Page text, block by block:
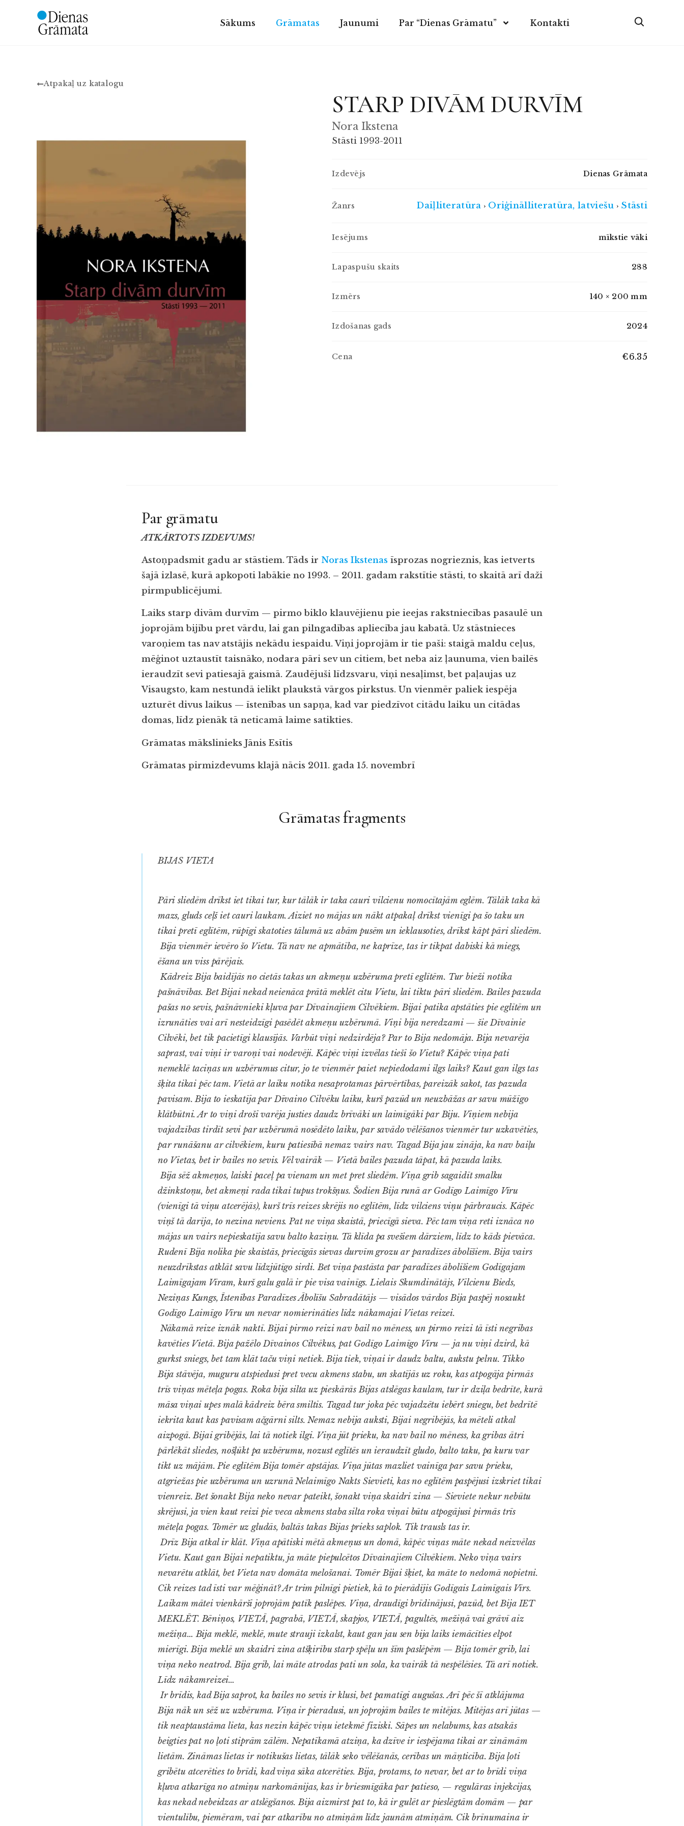
Sākums Grāmatas Jaunumi Par “Dienas Grāmatu” Kontakti
Atpakaļ uz katalogu
STARP DIVĀM DURVĪM
Nora Ikstena
Stāsti 1993-2011
Izdevējs Dienas Grāmata
Žanrs Daiļliteratūra › Oriģinālliteratūra, latviešu › Stāsti
Iesējums mīkstie vāki
Lapaspušu skaits 288
Izmērs 140 × 200 mm
Izdošanas gads 2024
Cena €6.35
Par grāmatu
ATKĀRTOTS IZDEVUMS!
Astoņpadsmit gadu ar stāstiem. Tāds ir Noras Ikstenas īsprozas nogrieznis, kas ietverts
šajā izlasē, kurā apkopoti labākie no 1993. – 2011. gadam rakstītie stāsti, to skaitā arī daži
pirmpublicējumi.
Laiks starp divām durvīm — pirmo biklo klauvējienu pie ieejas rakstniecības pasaulē un
joprojām bijību pret vārdu, lai gan pilngadības apliecība jau kabatā. Uz stāstnieces
varoņiem tas nav atstājis nekādu iespaidu. Viņi joprojām ir tie paši: staigā maldu ceļus,
mēģinot uztaustīt taisnāko, nodara pāri sev un citiem, bet neba aiz ļaunuma, vien bailēs
ieraudzīt sevi patiesajā gaismā. Zaudējuši līdzsvaru, viņi nesaļimst, bet paļaujas uz
Visaugsto, kam nestundā ielikt plaukstā vārgos pirkstus. Un vienmēr paliek iespēja
uzturēt divus laikus — īstenības un sapņa, kad var piedzīvot citādu laiku un citādas
domas, līdz pienāk tā neticamā laime satikties.
Grāmatas mākslinieks Jānis Esītis
Grāmatas pirmizdevums klajā nācis 2011. gada 15. novembrī
Grāmatas fragments
BIJAS VIETA
Pāri sliedēm drīkst iet tikai tur, kur tālāk ir taka cauri vilcienu nomocītajām eglēm. Tālāk taka kā
mazs, gluds ceļš iet cauri laukam. Aiziet no mājas un nākt atpakaļ drīkst vienīgi pa šo taku un
tikai pretī eglītēm, rūpīgi skatoties tālumā uz abām pusēm un ieklausoties, drīkst kāpt pāri sliedēm.
Bija vienmēr ievēro šo Vietu. Tā nav ne apmātība, ne kaprīze, tas ir tikpat dabiski kā miegs,
ēšana un viss pārējais.
Kādreiz Bija baidījās no cietās takas un akmeņu uzbēruma pretī eglītēm. Tur bieži notika
pašnāvības. Bet Bijai nekad neienāca prātā meklēt citu Vietu, lai tiktu pāri sliedēm. Bailes pazuda
pašas no sevis, pašnāvnieki kļuva par Dīvainajiem Cilvēkiem. Bijai patika apstāties pie eglītēm un
izrunāties vai arī nesteidzīgi pasēdēt akmeņu uzbērumā. Viņi bija neredzami — šie Dīvainie
Cilvēki, bet tik pacietīgi klausījās. Varbūt viņi nedzirdēja? Par to Bija nedomāja. Bija nevarēja
saprast, vai viņi ir varoņi vai nodevēji. Kāpēc viņi izvēlas tieši šo Vietu? Kāpēc viņa pati
nemeklē taciņas un uzbērumus citur, jo te vienmēr paiet nepiedodami ilgs laiks? Kaut gan ilgs tas
šķita tikai pēc tam. Vietā ar laiku notika nesaprotamas pārvērtības, pareizāk sakot, tas pazuda
pavisam. Bija to ieskatīja par Dīvaino Cilvēku laiku, kurš pazūd un neuzbāžas ar savu mūžīgo
klātbūtni. Ar to viņi droši varēja justies daudz brīvāki un laimīgāki par Biju. Viņiem nebija
vajadzības tirdīt sevi par uzbērumā nosēdēto laiku, par savādo vēlēšanos vienmēr tur uzkavēties,
par runāšanu ar cilvēkiem, kuru patiesībā nemaz vairs nav. Tagad Bija jau zināja, ka nav baiļu
no Vietas, bet ir bailes no sevis. Vēl vairāk — Vietā bailes pazuda tāpat, kā pazuda laiks.
Bija sēž akmeņos, laiski paceļ pa vienam un met pret sliedēm. Viņa grib sagaidīt smalku
džinkstoņu, bet akmeņi rada tikai tupus trokšņus. Šodien Bija runā ar Godīgo Laimīgo Vīru
(vienīgi tā viņu atcerējās), kurš trīs reizes skrējis no eglītēm, līdz vilciens viņu pārbraucis. Kāpēc
viņš tā darīja, to nezina neviens. Pat ne viņa skaistā, priecīgā sieva. Pēc tam viņa reti iznāca no
mājas un vairs nepieskatīja savu balto kaziņu. Tā klīda pa svešiem dārziem, līdz to kāds pievāca.
Rudenī Bija nolika pie skaistās, priecīgās sievas durvīm grozu ar paradīzes ābolīšiem. Bija vairs
neuzdrīkstas atklāt savu līdzjūtīgo sirdi. Bet viņa pastāsta par paradīzes ābolīšiem Godīgajam
Laimīgajam Vīram, kurš galu galā ir pie visa vainīgs. Lielais Skumdinātājs, Vilcienu Bieds,
Neziņas Kungs, Īstenības Paradīzes Ābolīšu Sabradātājs — visādos vārdos Bija paspēj nosaukt
Godīgo Laimīgo Vīru un nevar nomierināties līdz nākamajai Vietas reizei.
Nākamā reize iznāk naktī. Bijai pirmo reizi nav bail no mēness, un pirmo reizi tā īsti negribas
kavēties Vietā. Bija pažēlo Dīvainos Cilvēkus, pat Godīgo Laimīgo Vīru — ja nu viņi dzird, kā
gurkst sniegs, bet tam klāt taču viņi netiek. Bija tiek, viņai ir daudz baltu, aukstu pelnu. Tikko
Bija stāvēja, muguru atspiedusi pret vecu akmens stabu, un skatījās uz roku, kas atpogāja pirmās
trīs viņas mēteļa pogas. Roka bija silta uz pieskārās Bijas atslēgas kaulam, tur ir dziļa bedrīte, kurā
māsa viņai upes malā kādreiz bēra smiltis. Tagad tur joka pēc vajadzētu iebērt sniegu, bet bedrītē
iekrita kaut kas pavisam ačgārni silts. Nemaz nebija auksti, Bijai negribējās, ka mēteli atkal
aizpogā. Bijai gribējās, lai tā notiek ilgi. Viņa jūt prieku, ka nav bail no mēness, ka gribas ātri
pārlēkāt sliedes, nošļūkt pa uzbērumu, nozust eglītēs un ieraudzīt gludo, balto taku, pa kuru var
tikt uz mājām. Pie eglītēm Bija tomēr apstājas. Viņa jūtas mazliet vainīga par savu prieku,
atgriežas pie uzbēruma un uzrunā Nelaimīgo Nakts Sievieti, kas no eglītēm paspējusi izskriet tikai
vienreiz. Bet šonakt Bija neko nevar pateikt, šonakt viņa skaidri zina — Sieviete nekur nebūtu
skrējusi, ja vien kaut reizi pie veca akmens staba silta roka viņai būtu atpogājusi pirmās trīs
mēteļa pogas. Tomēr uz gludās, baltās takas Bijas prieks saplok. Tik trausls tas ir.
Drīz Bija atkal ir klāt. Viņa apātiski mētā akmeņus un domā, kāpēc viņas māte nekad neizvēlas
Vietu. Kaut gan Bijai nepatiktu, ja māte piepulcētos Dīvainajiem Cilvēkiem. Neko viņa vairs
nevarētu atklāt, bet Vieta nav domāta melošanai. Tomēr Bijai šķiet, ka māte to nedomā nopietni.
Cik reizes tad īsti var mēģināt? Ar trim pilnīgi pietiek, kā to pierādījis Godīgais Laimīgais Vīrs.
Laikam mātei vienkārši joprojām patīk paslēpes. Viņa, draudīgi brīdinājusi, pazūd, bet Bija IET
MEKLĒT. Bēniņos, VIETĀ, pagrabā, VIETĀ, skapjos, VIETĀ, pagultēs, mežiņā vai grāvī aiz
mežiņa… Bija meklē, meklē, mute strauji izkalst, kaut gan jau sen bija laiks iemācīties elpot
mierīgi. Bija meklē un skaidri zina atšķirību starp spēļu un šīm paslēpēm — Bija tomēr grib, lai
viņa neko neatrod. Bija grib, lai māte atrodas pati un sola, ka vairāk tā nespēlēsies. Tā arī notiek.
Līdz nākamreizei…
Ir brīdis, kad Bija saprot, ka bailes no sevis ir klusi, bet pamatīgi augušas. Arī pēc šī atklājuma
Bija nāk un sēž uz uzbēruma. Viņa ir pieradusi, un joprojām bailes te mitējas. Mitējas arī jūtas —
tik neaptaustāma lieta, kas nezin kāpēc viņu ietekmē fiziski. Sāpes un nelabums, kas atsakās
beigties pat no ļoti stiprām zālēm. Nepatīkamā atziņa, ka dzīve ir iespējama tikai ar zināmām
lietām. Zināmas lietas ir notikušas lietas, tālāk seko vēlēšanās, cerības un māņticība. Bija ļoti
gribētu atcerēties to brīdi, kad viņa sāka atcerēties. Bija, protams, to nevar, bet ar to brīdi viņa
kļuva atkarīga no atmiņu narkomānijas, kas ir briesmīgāka par patieso, — regulāras injekcijas,
kas nekad nebeidzas ar atslēgšanos. Bija aizmirst pat to, kā ir gulēt ar pieslēgtām domām — par
vientulību, piemēram, vai par atkarību no atmiņām līdz jaunām atmiņām. Cik brīnumaina ir